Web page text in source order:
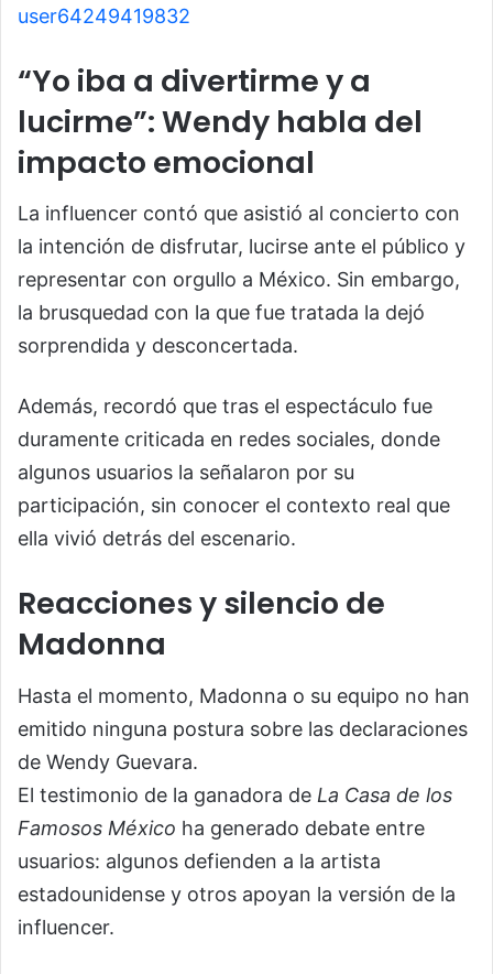
user64249419832
“Yo iba a divertirme y a
lucirme”: Wendy habla del
impacto emocional
La influencer contó que asistió al concierto con
la intención de disfrutar, lucirse ante el público y
representar con orgullo a México. Sin embargo,
la brusquedad con la que fue tratada la dejó
sorprendida y desconcertada.
Además, recordó que tras el espectáculo fue
duramente criticada en redes sociales, donde
algunos usuarios la señalaron por su
participación, sin conocer el contexto real que
ella vivió detrás del escenario.
Reacciones y silencio de
Madonna
Hasta el momento, Madonna o su equipo no han
emitido ninguna postura sobre las declaraciones
de Wendy Guevara.
El testimonio de la ganadora de La Casa de los
Famosos México ha generado debate entre
usuarios: algunos defienden a la artista
estadounidense y otros apoyan la versión de la
influencer.